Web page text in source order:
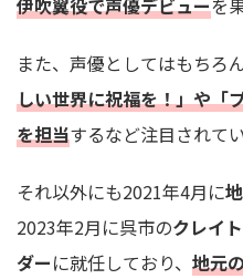
伊吹翼役で声優デビューを
また、声優としてはもちろん
しい世界に祝福を！」や「
を担当するなど注目されてい
それ以外にも2021年4月に
2023年2月に呉市のクレイ
ダーに就任しており、 地元